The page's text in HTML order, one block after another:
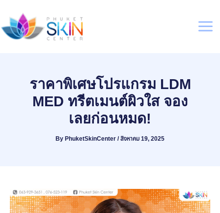
content
ราคาพิเศษโปรแกรม LDM
MED ทรีตเมนต์ผิวใส จอง
เลยก่อนหมด!
By PhuketSkinCenter /สิงหาคม 19, 2025